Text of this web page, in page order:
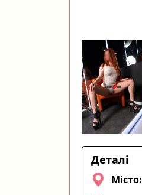
Деталі
Місто: